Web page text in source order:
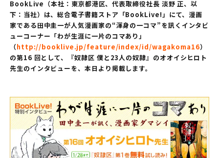
BookLive （本社：東京都港区、代表取締役社長 淡野 正、以
下：当社）は、総合電子書籍ストア「BookLive!」にて、漫画
家である田中圭一が人気漫画家の“渾身の一コマ”を訊くインタビ
ューコーナー「わが生涯に一片のコマあり」
（http://booklive.jp/feature/index/id/wagakoma16）
の第16 回として、『奴隷区 僕と 23人の奴隷』のオオイシヒロト
先生のインタビューを、本日より掲載します。